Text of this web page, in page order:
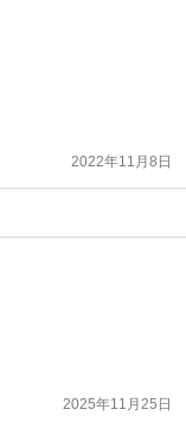
2022年11月8日
2025年11月25日